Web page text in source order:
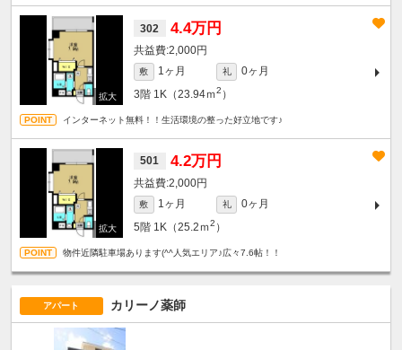
302 4.4万円
2,000円
敷 1ヶ月 礼
0ヶ月
3階 1K（23.94ｍ2 ）
インターネット無料！！生活環境の整った好立地です♪
501 4.2万円
2,000円
敷 1ヶ月 礼
0ヶ月
5階 1K（25.2ｍ2 ）
物件近隣駐車場あります(^^人気エリア♪広々7.6帖！！
アパート カリーノ薬師